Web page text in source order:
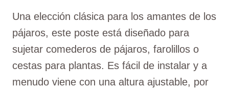
Una elección clásica para los amantes de los
pájaros, este poste está diseñado para
sujetar comederos de pájaros, farolillos o
cestas para plantas. Es fácil de instalar y a
menudo viene con una altura ajustable, por